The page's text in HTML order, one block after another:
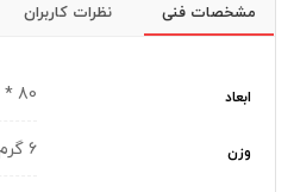
مشخصات فنی نظرات کاربران
ابعاد 80 * 22 * 3.5میلی متر
وزن 6 گرم